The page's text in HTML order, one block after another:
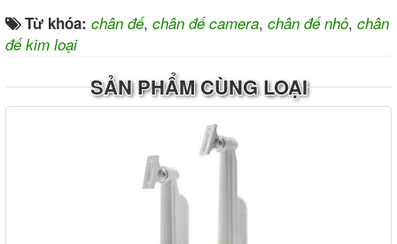
Từ khóa: chân đế, chân đế camera, chân đế nhỏ, chân
đế kim loại
SẢN PHẨM CÙNG LOẠI